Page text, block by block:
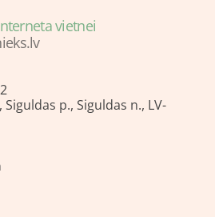
vietnei
p., Siguldas n., LV-